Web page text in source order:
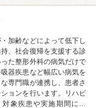
加齢などによって低下し
、社会復帰を支援する診
た整形外科の病気だけで
器疾患など幅広い病気を
専門職が連携し、患者さ
ョンを行います。リハビ
象疾患や実施期間に…